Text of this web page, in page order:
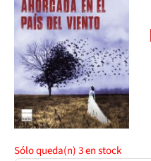
Sólo queda(n)3en stock